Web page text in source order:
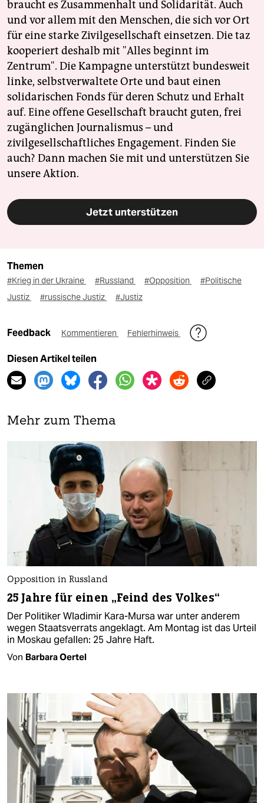
braucht es Zusammenhalt und Solidarität. Auch
und vor allem mit den Menschen, die sich vor Ort
für eine starke Zivilgesellschaft einsetzen. Die taz
kooperiert deshalb mit "Alles beginnt im
Zentrum". Die Kampagne unterstützt bundesweit
linke, selbstverwaltete Orte und baut einen
solidarischen Fonds für deren Schutz und Erhalt
auf. Eine offene Gesellschaft braucht guten, frei
zugänglichen Journalismus – und
zivilgesellschaftliches Engagement. Finden Sie
auch? Dann machen Sie mit und unterstützen Sie
unsere Aktion.
Jetzt unterstützen
Themen
#Krieg in der Ukraine #Russland #Opposition
#Politische
Justiz
#russische Justiz #Justiz
Feedback Kommentieren Fehlerhinweis
Diesen Artikel teilen
Mehr zum Thema
Opposition in Russland
25 Jahre für einen „Feind des Volkes“
Der Politiker Wladimir Kara-Mursa war unter anderem
wegen Staatsverrats angeklagt. Am Montag ist das Urteil
in Moskau gefallen: 25 Jahre Haft.
Von Barbara Oertel